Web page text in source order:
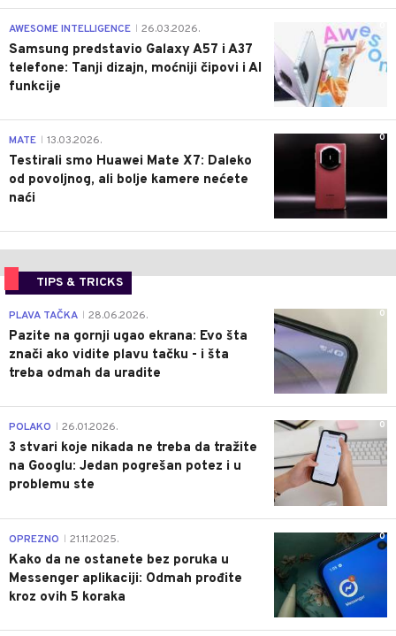
AWESOME INTELLIGENCE 26.03.2026.
Samsung predstavio Galaxy A57 i A37
telefone: Tanji dizajn, moćniji čipovi i AI
funkcije
0
MATE 13.03.2026.
Testirali smo Huawei Mate X7: Daleko
od povoljnog, ali bolje kamere nećete
naći
TIPS & TRICKS
0
PLAVA TAČKA 28.06.2026.
Pazite na gornji ugao ekrana: Evo šta
znači ako vidite plavu tačku - i šta
treba odmah da uradite
0
POLAKO 26.01.2026.
3 stvari koje nikada ne treba da tražite
na Googlu: Jedan pogrešan potez i u
problemu ste
0
OPREZNO 21.11.2025.
Kako da ne ostanete bez poruka u
Messenger aplikaciji: Odmah prođite
kroz ovih 5 koraka